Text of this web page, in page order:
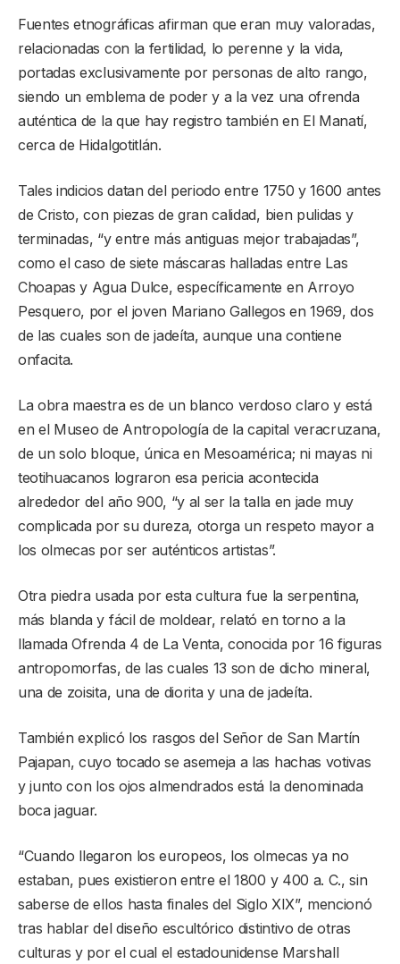
Fuentes etnográficas afirman que eran muy valoradas,
relacionadas con la fertilidad, lo perenne y la vida,
portadas exclusivamente por personas de alto rango,
siendo un emblema de poder y a la vez una ofrenda
auténtica de la que hay registro también en El Manatí,
cerca de Hidalgotitlán.
Tales indicios datan del periodo entre 1750 y 1600 antes
de Cristo, con piezas de gran calidad, bien pulidas y
terminadas, “y entre más antiguas mejor trabajadas”,
como el caso de siete máscaras halladas entre Las
Choapas y Agua Dulce, específicamente en Arroyo
Pesquero, por el joven Mariano Gallegos en 1969, dos
de las cuales son de jadeíta, aunque una contiene
onfacita.
La obra maestra es de un blanco verdoso claro y está
en el Museo de Antropología de la capital veracruzana,
de un solo bloque, única en Mesoamérica; ni mayas ni
teotihuacanos lograron esa pericia acontecida
alrededor del año 900, “y al ser la talla en jade muy
complicada por su dureza, otorga un respeto mayor a
los olmecas por ser auténticos artistas”.
Otra piedra usada por esta cultura fue la serpentina,
más blanda y fácil de moldear, relató en torno a la
llamada Ofrenda 4 de La Venta, conocida por 16 figuras
antropomorfas, de las cuales 13 son de dicho mineral,
una de zoisita, una de diorita y una de jadeíta.
También explicó los rasgos del Señor de San Martín
Pajapan, cuyo tocado se asemeja a las hachas votivas
y junto con los ojos almendrados está la denominada
boca jaguar.
“Cuando llegaron los europeos, los olmecas ya no
estaban, pues existieron entre el 1800 y 400 a. C., sin
saberse de ellos hasta finales del Siglo XIX”, mencionó
tras hablar del diseño escultórico distintivo de otras
culturas y por el cual el estadounidense Marshall